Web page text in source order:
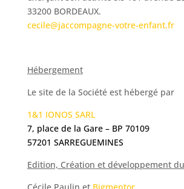
33200 BORDEAUX.
cecile@jaccompagne-votre-enfant.fr
Hébergement
Le site de la Société est hébergé par
1&1 IONOS SARL
7, place de la Gare – BP 70109
57201 SARREGUEMINES
Edition, Création et développement